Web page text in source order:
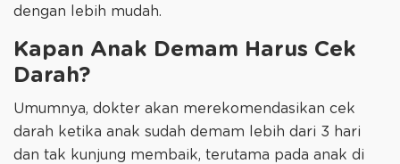
dengan lebih mudah.
Kapan Anak Demam Harus Cek
Darah?
Umumnya, dokter akan merekomendasikan cek
darah ketika anak sudah demam lebih dari 3 hari
dan tak kunjung membaik, terutama pada anak di